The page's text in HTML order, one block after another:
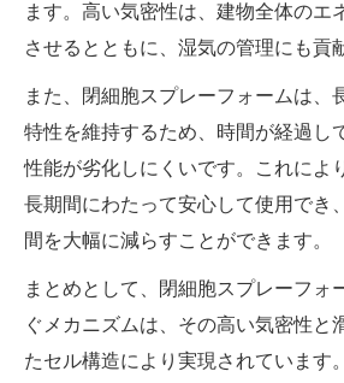
ます。高い気密性は、建物全体のエ
させるとともに、湿気の管理にも貢
また、閉細胞スプレーフォームは、
特性を維持するため、時間が経過し
性能が劣化しにくいです。これによ
長期間にわたって安心して使用でき
間を大幅に減らすことができます。
まとめとして、閉細胞スプレーフォ
ぐメカニズムは、その高い気密性と
たセル構造により実現されています